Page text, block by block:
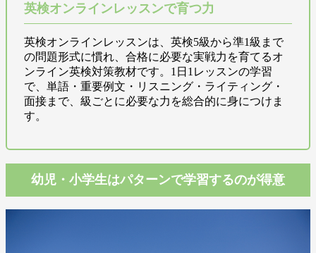
英検オンラインレッスンで育つ力
英検オンラインレッスンは、英検5級から準1級まで
の問題形式に慣れ、合格に必要な実戦力を育てるオ
ンライン英検対策教材です。1日1レッスンの学習
で、単語・重要例文・リスニング・ライティング・
面接まで、級ごとに必要な力を総合的に身につけま
す。
幼児・小学生はパターンで学習するのが得意